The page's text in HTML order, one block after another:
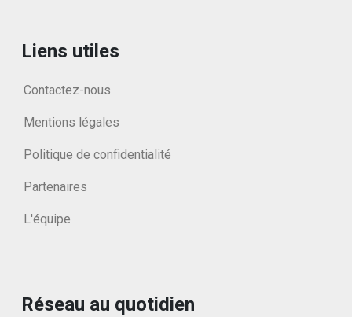
Liens utiles
Contactez-nous
Mentions légales
Politique de confidentialité
Partenaires
L'équipe
Réseau au quotidien